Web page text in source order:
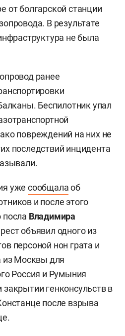
от болгарской станции
В результате
не была
ранее
Беспилотник упал
повреждений на них не
последствий инцидента
ужесообщалаоб
и после этого
посла Владимира
объявил одного из
персоной нон грата и
из Москвы для
Россия и Румыния
генконсульств в
после взрыва